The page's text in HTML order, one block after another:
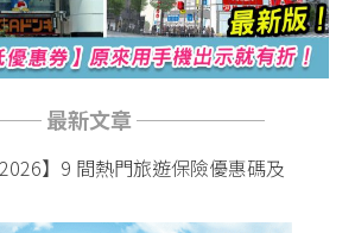
最新文章 ──────
】9 間熱門旅遊保險優惠碼及